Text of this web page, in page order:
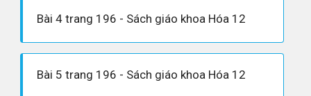
Bài 4 trang 196 - Sách giáo khoa Hóa 12
Bài 5 trang 196 - Sách giáo khoa Hóa 12